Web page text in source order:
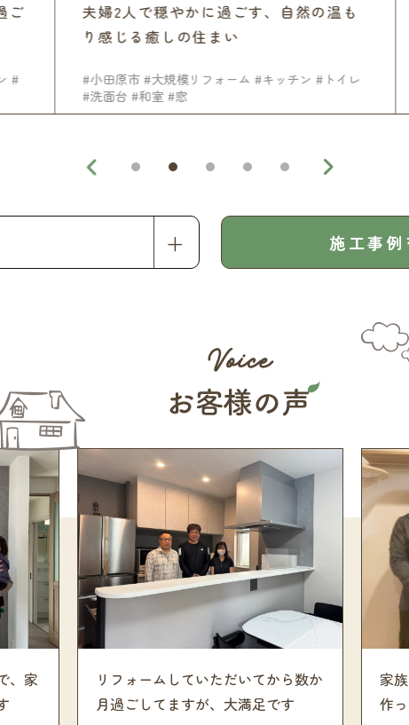
夫婦2人で穏やかに過ごす、自然の温も
り感じる癒しの住まい
#小田原市 #大規模リフォーム #キッチン #トイレ
#洗面台 #和室 #窓
施工事
、家
リフォームしていただいてから数か
月過ごしてますが、大満足です
家
作